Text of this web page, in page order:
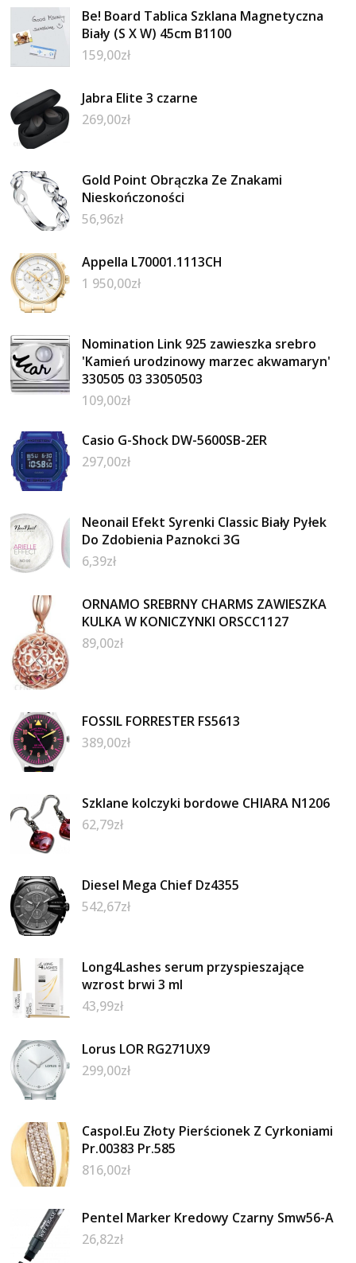
Be! Board Tablica Szklana Magnetyczna
Biały (S X W) 45cm B1100
159,00zł
Jabra Elite 3 czarne
269,00zł
Gold Point Obrączka Ze Znakami
Nieskończoności
56,96zł
Appella L70001.1113CH
1 950,00zł
Nomination Link 925 zawieszka srebro
'Kamień urodzinowy marzec akwamaryn'
330505 03 33050503
109,00zł
Casio G-Shock DW-5600SB-2ER
297,00zł
Neonail Efekt Syrenki Classic Biały Pyłek
Do Zdobienia Paznokci 3G
6,39zł
ORNAMO SREBRNY CHARMS ZAWIESZKA
KULKA W KONICZYNKI ORSCC1127
89,00zł
FOSSIL FORRESTER FS5613
389,00zł
Szklane kolczyki bordowe CHIARA N1206
62,79zł
Diesel Mega Chief Dz4355
542,67zł
Long4Lashes serum przyspieszające
wzrost brwi 3 ml
43,99zł
Lorus LOR RG271UX9
299,00zł
Caspol.Eu Złoty Pierścionek Z Cyrkoniami
Pr.00383 Pr.585
816,00zł
Pentel Marker Kredowy Czarny Smw56-A
26,82zł